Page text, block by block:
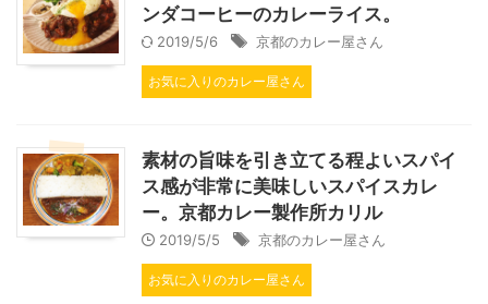
ンダコーヒーのカレーライス。
2019/5/6 京都のカレー屋さん
お気に入りのカレー屋さん
素材の旨味を引き立てる程よいスパイ
ス感が非常に美味しいスパイスカレ
ー。京都カレー製作所カリル
2019/5/5 京都のカレー屋さん
お気に入りのカレー屋さん